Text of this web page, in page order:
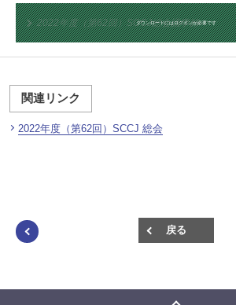
2022年度（第62回）SCCJ総会議事録
ダウンロードにはログインが必要です
関連リンク
2022年度（第62回）SCCJ 総会
戻る